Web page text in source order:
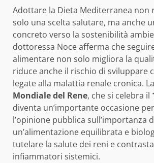
Adottare la Dieta Mediterranea non
solo una scelta salutare, ma anche
concreto verso la sostenibilità
dottoressa Noce afferma che
alimentare non solo migliora la
riduce anche il rischio di sviluppare
legate alla malattia renale cronica. La
Mondiale del Rene, che si celebra il
diventa un’importante occasione
l’opinione pubblica sull’importanza
un’alimentazione equilibrata e
tutelare la salute dei reni e
infiammatori sistemici.